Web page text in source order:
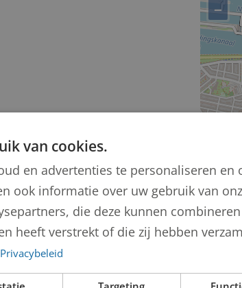
−
van cookies.
en advertenties te personaliseren en
ook informatie over uw gebruik van
die deze kunnen
heeft verstrekt of die zij hebben
Privacybeleid